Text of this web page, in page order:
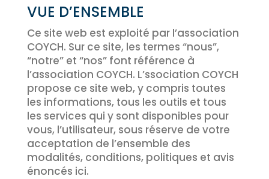
VUE D’ENSEMBLE
Ce site web est exploité par l’association
COYCH. Sur ce site, les termes “nous”,
“notre” et “nos” font référence à
l’association COYCH. L’ssociation COYCH
propose ce site web, y compris toutes
les informations, tous les outils et tous
les services qui y sont disponibles pour
vous, l’utilisateur, sous réserve de votre
acceptation de l’ensemble des
modalités, conditions, politiques et avis
énoncés ici.